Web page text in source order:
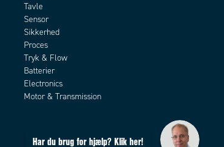
Tavle
Sensor
Sikkerhed
Proces
Tryk & Flow
Batterier
Electronics
Motor & Transmission
Har du brug for hjælp? Klik her!